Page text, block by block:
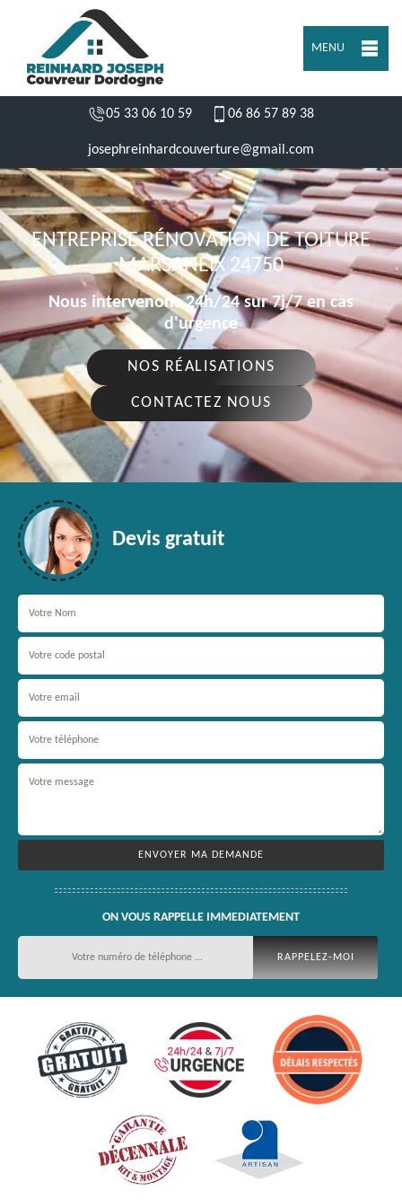
MENU
05 33 06 10 59 06 86 57 89 38
josephreinhardcouverture@gmail.com
ENTREPRISE RÉNOVATION DE TOITURE
MARSANEIX 24750
Nous intervenons 24h/24 sur 7j/7 en cas
d'urgence
NOS RÉALISATIONS
CONTACTEZ NOUS
Devis gratuit
ON VOUS RAPPELLE IMMEDIATEMENT